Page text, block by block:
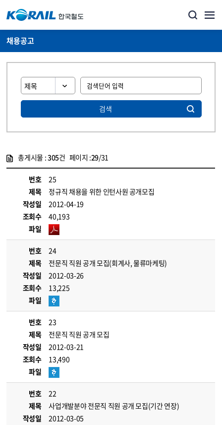
채용공고
검색
총게시물 :305건 페이지 :29/31
번호
25
제목
정규직 채용을 위한 인턴사원 공개모집
작성일
2012-04-19
조회수
40,193
파일
번호
24
제목
전문직 직원 공개 모집(회계사, 물류마케팅)
작성일
2012-03-26
조회수
13,225
파일
번호
23
제목
전문직 직원 공개 모집
작성일
2012-03-21
조회수
13,490
파일
번호
22
제목
사업개발분야 전문직 직원 공개 모집(기간 연장)
작성일
2012-03-05